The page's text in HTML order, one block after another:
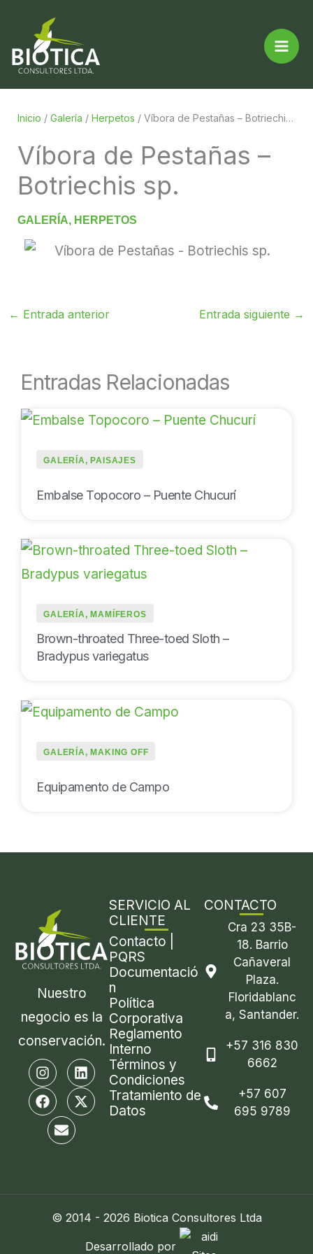
contenido
Inicio /Galería /Herpetos /Víbora de Pestañas – Botriechis sp.
Víbora de Pestañas –
Botriechis sp.
GALERÍA, HERPETOS
← Entrada anterior Entrada siguiente →
Entradas Relacionadas
Embalse Topocoro – Puente Chucurí
GALERÍA, PAISAJES
Brown-throated Three-toed Sloth –
Bradypus variegatus
GALERÍA, MAMÍFEROS
Equipamento de Campo
GALERÍA, MAKING OFF
Nuestro
negocio es la
conservación.
I
n
s
t
a
g
L
i
n
k
e
F
a
c
e
b
o
X
-
t
w
i
E
n
v
e
l
o
p
SERVICIO AL
CLIENTE
Contacto |
PQRS
Documentació
n
Política
Corporativa
Reglamento
Interno
Términos y
Condiciones
Tratamiento de
Datos
CONTACTO
Cra 23 35B-
18. Barrio
Cañaveral
Plaza.
Floridablanc
a, Santander.
+57 316 830
6662
+57 607
695 9789
© 2014 - 2026 Biotica Consultores Ltda
Desarrollado por